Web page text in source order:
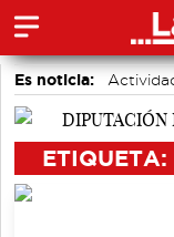
Es noticia:
Área de Deportes
ETIQUETA: